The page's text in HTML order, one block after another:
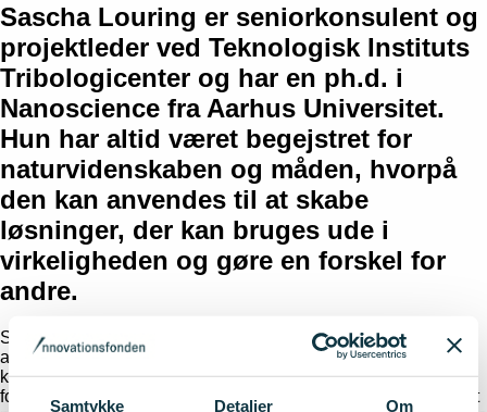
Samtykke Detaljer Om
Sascha Louring er seniorkonsulent og
projektleder ved Teknologisk Instituts
Tribologicenter og har en ph.d. i
Nanoscience fra Aarhus Universitet.
Hun har altid været begejstret for
naturvidenskaben og måden, hvorpå
den kan anvendes til at skabe
løsninger, der kan bruges ude i
virkeligheden og gøre en forskel for
andre.
Som seniorkonsulent og projektleder på Teknologisk Institut
arbejder Sascha Louring på både store og mindre projekter af
kommerciel og forskningsrelateret karakter. Hendes primære
fokus er på at udvikle og fremstille belægninger, hvilket gør det